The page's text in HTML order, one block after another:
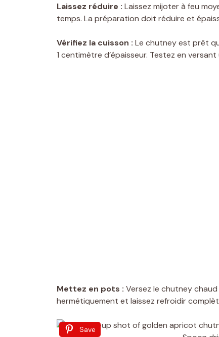
Laissez réduire : Laissez mijoter à feu
temps. La préparation doit réduire et
Vérifiez la cuisson : Le chutney est prêt
1 centimètre d’épaisseur. Testez en
Mettez en pots : Versez le chutney
hermétiquement et laissez refroidir
Save